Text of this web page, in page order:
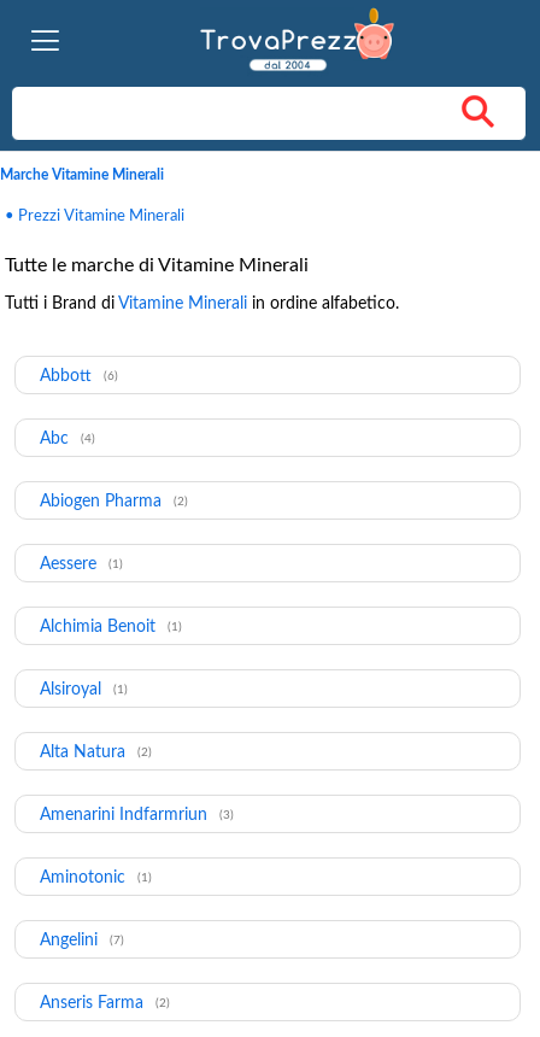
Marche Vitamine Minerali
• Prezzi Vitamine Minerali
Tutte le marche di Vitamine Minerali
Tutti i Brand di Vitamine Minerali in ordine alfabetico.
Abbott (6)
Abc (4)
Abiogen Pharma (2)
Aessere (1)
Alchimia Benoit (1)
Alsiroyal (1)
Alta Natura (2)
Amenarini Indfarmriun (3)
Aminotonic (1)
Angelini (7)
Anseris Farma (2)